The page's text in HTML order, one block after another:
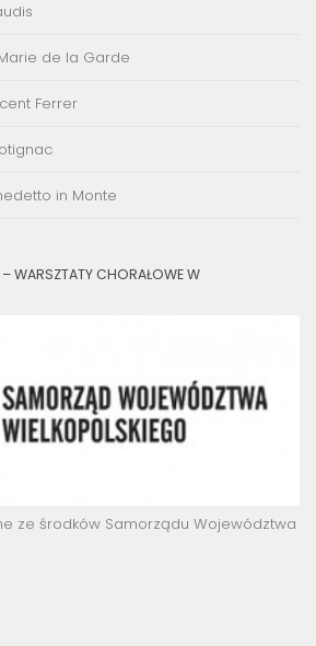
de la Garde
Ferrer
in Monte
WARSZTATY CHORAŁOWE W
ze środków Samorządu Województwa